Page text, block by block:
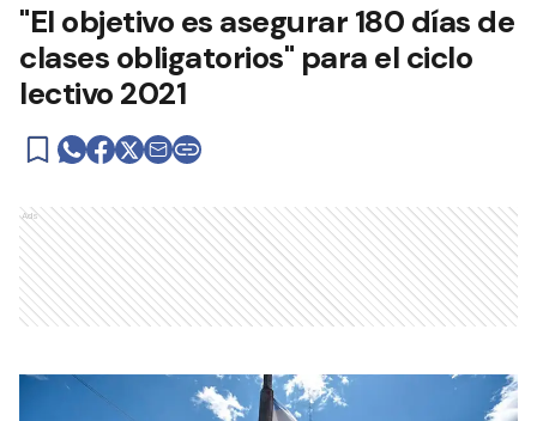
"El objetivo es asegurar 180 días de
clases obligatorios" para el ciclo
lectivo 2021
Ads